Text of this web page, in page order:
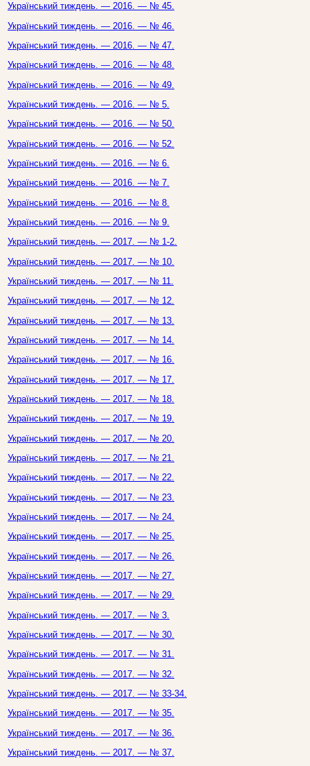
Український тиждень. — 2016. — № 45.
Український тиждень. — 2016. — № 46.
Український тиждень. — 2016. — № 47.
Український тиждень. — 2016. — № 48.
Український тиждень. — 2016. — № 49.
Український тиждень. — 2016. — № 5.
Український тиждень. — 2016. — № 50.
Український тиждень. — 2016. — № 52.
Український тиждень. — 2016. — № 6.
Український тиждень. — 2016. — № 7.
Український тиждень. — 2016. — № 8.
Український тиждень. — 2016. — № 9.
Український тиждень. — 2017. — № 1-2.
Український тиждень. — 2017. — № 10.
Український тиждень. — 2017. — № 11.
Український тиждень. — 2017. — № 12.
Український тиждень. — 2017. — № 13.
Український тиждень. — 2017. — № 14.
Український тиждень. — 2017. — № 16.
Український тиждень. — 2017. — № 17.
Український тиждень. — 2017. — № 18.
Український тиждень. — 2017. — № 19.
Український тиждень. — 2017. — № 20.
Український тиждень. — 2017. — № 21.
Український тиждень. — 2017. — № 22.
Український тиждень. — 2017. — № 23.
Український тиждень. — 2017. — № 24.
Український тиждень. — 2017. — № 25.
Український тиждень. — 2017. — № 26.
Український тиждень. — 2017. — № 27.
Український тиждень. — 2017. — № 29.
Український тиждень. — 2017. — № 3.
Український тиждень. — 2017. — № 30.
Український тиждень. — 2017. — № 31.
Український тиждень. — 2017. — № 32.
Український тиждень. — 2017. — № 33-34.
Український тиждень. — 2017. — № 35.
Український тиждень. — 2017. — № 36.
Український тиждень. — 2017. — № 37.